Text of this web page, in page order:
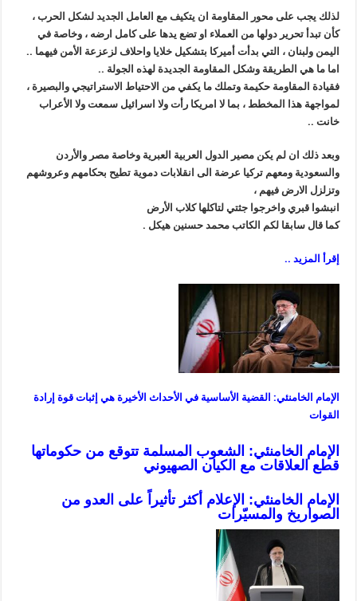
لذلك يجب على محور المقاومة ان يتكيف مع العامل الجديد لشكل الحرب ،
كأن تبدأ تحرير دولها من العملاء او تضع يدها على كامل ارضه ، وخاصة في
اليمن ولبنان ، التي بدأت أميركا بتشكيل خلايا واحلاف لزعزعة الأمن فيهما ..
اما ما هي الطريقة وشكل المقاومة الجديدة لهذه الجولة ..
فقيادة المقاومة حكيمة وتملك ما يكفي من الاحتياط الاستراتيجي والبصيرة ،
لمواجهة هذا المخطط ، بما لا امريكا رأت ولا اسرائيل سمعت ولا الأعراب
خانت ..
وبعد ذلك ان لم يكن مصير الدول العربية العبرية وخاصة مصر والأردن
والسعودية ومعهم تركيا عرضة الى انقلابات دموية تطيح بحكامهم وعروشهم
وتزلزل الارض فيهم ،
انبشوا قبري واخرجوا جثتي لتاكلها كلاب الأرض
كما قال سابقا لكم الكاتب محمد حسنين هيكل .
إقرأ المزيد ..
الإمام الخامنئي: القضية الأساسية في الأحداث الأخيرة هي إثبات قوة إرادة
القوات
الإمام الخامنئي: الشعوب المسلمة تتوقع من حكوماتها
قطع العلاقات مع الكيان الصهيوني
الإمام الخامنئي: الإعلام أكثر تأثيراً على العدو من
الصواريخ والمسيّرات